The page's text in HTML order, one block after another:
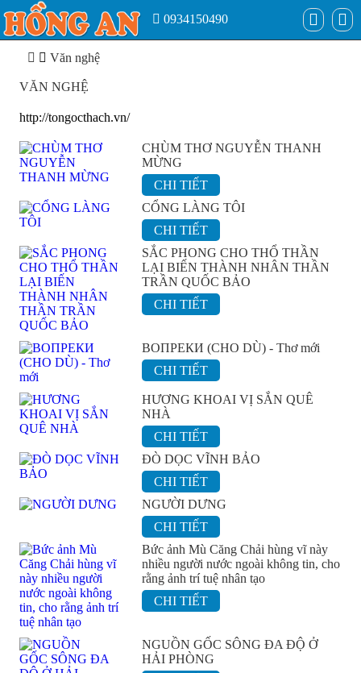
0934150490
Văn nghệ
VĂN NGHỆ
http://tongocthach.vn/
CHÙM THƠ NGUYỄN THANH
MỪNG
CHI TIẾT
CỔNG LÀNG TÔI
CHI TIẾT
SẮC PHONG CHO THỔ THẦN
LẠI BIẾN THÀNH NHÂN THẦN
TRẦN QUỐC BẢO
CHI TIẾT
ВОПРЕКИ (CHO DÙ) - Thơ mới
CHI TIẾT
HƯƠNG KHOAI VỊ SẮN QUÊ
NHÀ
CHI TIẾT
ĐÒ DỌC VĨNH BẢO
CHI TIẾT
NGƯỜI DƯNG
CHI TIẾT
Bức ảnh Mù Căng Chải hùng vĩ này
nhiều người nước ngoài không tin, cho
rằng ảnh trí tuệ nhân tạo
CHI TIẾT
NGUỒN GỐC SÔNG ĐA ĐỘ Ở
HẢI PHÒNG